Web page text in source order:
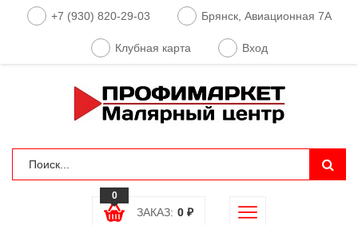
+7 (930) 820-29-03 Брянск, Авиационная 7А
Клубная карта Вход
0
ЗАКАЗ: 0 ₽